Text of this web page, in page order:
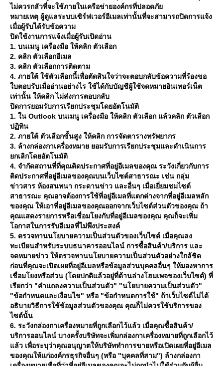
ไม่ควรกลัวที่จะใช้ภายในเครือข่ายองค์กรที่ปลอดภั
หมายเหตุ ผู้ดูแลระบบเซิร์ฟเวอร์อีเมลเท่านั้นที่จะสามารถปิดการแจ้ง
เมื่อผู้รับได้รับข้อความ
ปิดใช้งานการแจ้งเมื่อผู้รับเปิดอ่าน
1. บนเมนู เครื่องมือ ให้คลิก ตัวเลือก
2. คลิก ตัวเลือกอีเมล
3. คลิก ตัวเลือกการติดตาม
4. ภายใต้ ใช้ตัวเลือกนี้เพื่อตัดสินใจว่าจะตอบกลับข้อความที่ร้องขอ
บตอบรับเมื่ออ่านอย่างไร ใช้ได้กับบัญชีผู้ใช้จดหมายอินเทอร์เน็ต
เท่านั้น ให้คลิก ไม่ส่งการตอบกลับ
ปิดการยอมรับการเรียกประชุมโดยอัตโนมัติ
1. ใน Outlook บนเมนู เครื่องมือ ให้คลิก ตัวเลือก แล้วคลิก ตัวเลือก
ปฏิทิน
2. ภายใต้ ตัวเลือกขั้นสูง ให้คลิก การจัดตารางทรัพยากร
3. ล้างกล่องกาเครื่องหมาย ยอมรับการเรียกประชุมและดำเนินการ
กเลิกโดยอัตโนมัติ
4. จำกัดสถานที่ที่คุณติดประกาศที่อยู่อีเมลของคุณ ระวังเกี่ยวกับการ
ติดประกาศที่อยู่อีเมลของคุณบนเว็บไซต์สาธารณะ เช่น กลุ่ม
ข่าวสาร ห้องสนทนา กระดานข่าว และอื่นๆ เมื่อเยี่ยมชมไซต์
สาธารณะ คุณอาจต้องการใช้ที่อยู่อีเมลที่แตกต่างจากที่อยู่อีเมลหลัก
ของคุณ ให้เอาที่อยู่อีเมลของคุณออกจากเว็บไซต์ส่วนตัวของคุณ ถ้า
คุณแสดงรายการหรือเชื่อมโยงกับที่อยู่อีเมลของคุณ คุณก็จะเพิ่ม
อกาสในการรับอีเมลที่ไม่พึงประสงค์
5. ตรวจทานนโยบายความเป็นส่วนตัวของเว็บไซต์ เมื่อคุณลง
ทะเบียนสำหรับระบบธนาคารออนไลน์ การซื้อสินค้า/บริการ และ
จดหมายข่าว ให้ตรวจทานนโยบายความเป็นส่วนตัวอย่างใกล้ชิด
ก่อนที่คุณจะเปิดเผยที่อยู่อีเมลหรือข้อมูลส่วนบุคคลอื่นๆ ให้มองหาการ
เชื่อมโยงหรือส่วน (โดยปกติแล้วอยู่ที่ด้านล่างโฮมเพจของเว็บไซต์) ที่
เรียกว่า "คำแถลงความเป็นส่วนตัว" "นโยบายความเป็นส่วนตัว"
"ข้อกำหนดและเงื่อนไข" หรือ "ข้อกำหนดการใช้" ถ้าเว็บไซต์ไม่ได้
อธิบายวิธีการใช้ข้อมูลส่วนตัวของคุณ คุณก็ไม่ควรใช้บริการของ
ไซต์นั้น
6. ระวังกล่องกาเครื่องหมายที่ถูกเลือกไว้แล้ว เมื่อคุณซื้อสินค้า/
บริการออนไลน์ บางครั้งบริษัทจะเพิ่มกล่องกาเครื่องหมายที่ถูกเลือกไว้
ล้ว เพื่อระบุว่าคุณอนุญาตให้บริษัททำการขายหรือเปิดเผยที่อยู่อีเมล
ของคุณให้แก่องค์กรธุรกิจอื่นๆ (หรือ "บุคคลที่สาม") ล้างกล่องกา